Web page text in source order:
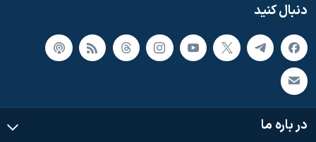
دنبال کنید
در باره ما